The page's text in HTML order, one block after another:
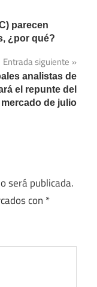
parecen
¿por qué?
Entrada siguiente
analistas de
el repunte del
mercado de julio
será publicada.
con *